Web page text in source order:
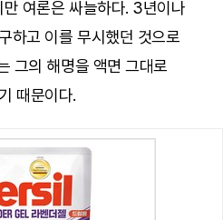
여론은 싸늘하다. 3년이나
하고 이를 무시했던 것으로
그의 해명을 액면 그대로
때문이다.